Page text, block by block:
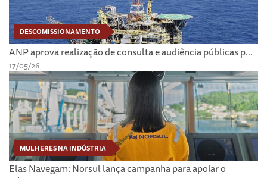
DESCOMISSIONAMENTO
ANP aprova realização de consulta e audiência públicas p...
17/05/26
MULHERES NA INDÚSTRIA
Elas Navegam: Norsul lança campanha para apoiar o